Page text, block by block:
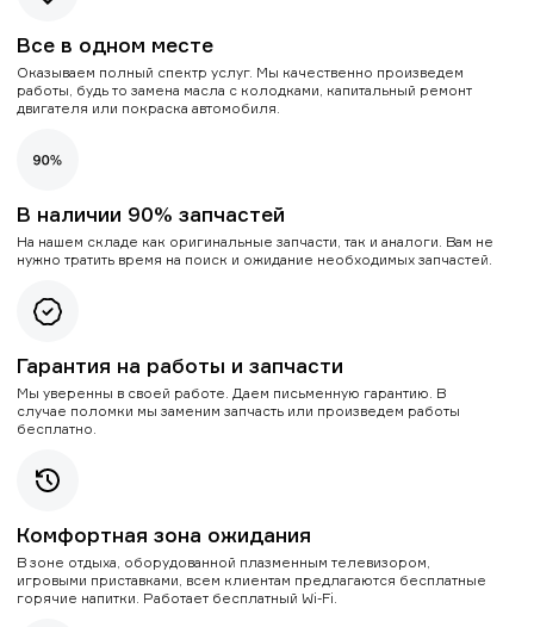
Все в одном месте
Оказываем полный спектр услуг. Мы качественно произведем
работы, будь то замена масла с колодками, капитальный ремонт
двигателя или покраска автомобиля.
В наличии 90% запчастей
На нашем складе как оригинальные запчасти, так и аналоги. Вам не
нужно тратить время на поиск и ожидание необходимых запчастей.
Гарантия на работы и запчасти
Мы уверенны в своей работе. Даем письменную гарантию. В
случае поломки мы заменим запчасть или произведем работы
бесплатно.
Комфортная зона ожидания
В зоне отдыха, оборудованной плазменным телевизором,
игровыми приставками, всем клиентам предлагаются бесплатные
горячие напитки. Работает бесплатный Wi-Fi.